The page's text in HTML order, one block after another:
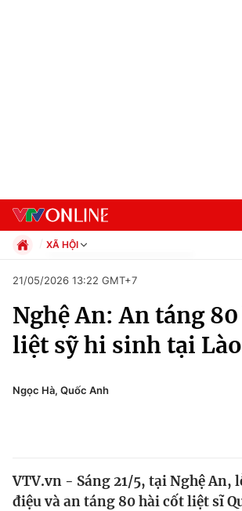
Chuyên mục
Chính trị
Xã hội
Y tế
XÃ HỘI
Xã hội
Pháp luật
Kinh tế
Thể thao
Văn hóa - Giải trí
Giáo dục
21/05/2026 13:22 GMT+7
Nghệ An: An táng
liệt sỹ hi sinh tại Lào
Ngọc Hà, Quốc Anh
VTV.vn - Sáng 21/5, tại Nghệ An,
điệu và an táng 80 hài cốt liệt sĩ